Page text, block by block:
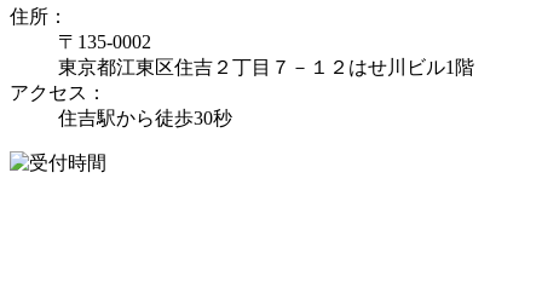
住所：
〒135-0002
東京都江東区住吉２丁目７－１２はせ川ビル1階
アクセス：
住吉駅から徒歩30秒